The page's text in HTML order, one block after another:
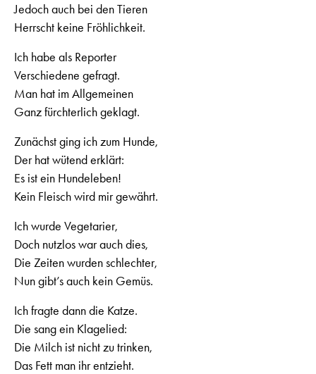
Jedoch auch bei den Tieren
Herrscht keine Fröhlichkeit.
Ich habe als Reporter
Verschiedene gefragt.
Man hat im Allgemeinen
Ganz fürchterlich geklagt.
Zunächst ging ich zum Hunde,
Der hat wütend erklärt:
Es ist ein Hundeleben!
Kein Fleisch wird mir gewährt.
Ich wurde Vegetarier,
Doch nutzlos war auch dies,
Die Zeiten wurden schlechter,
Nun gibt’s auch kein Gemüs.
Ich fragte dann die Katze.
Die sang ein Klagelied:
Die Milch ist nicht zu trinken,
Das Fett man ihr entzieht.